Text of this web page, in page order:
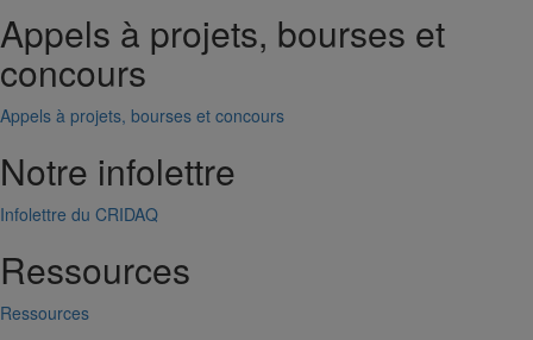
Appels à projets, bourses et
concours
Appels à projets, bourses et concours
Notre infolettre
Infolettre du CRIDAQ
Ressources
Ressources